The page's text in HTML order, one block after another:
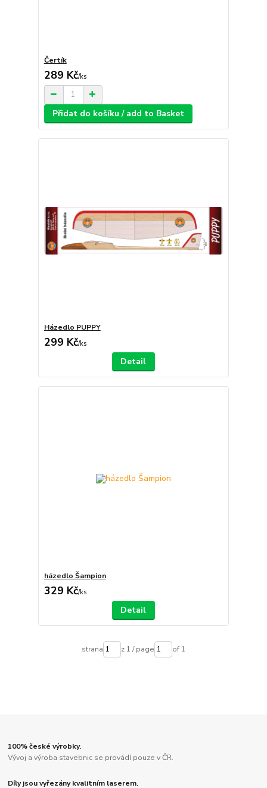
Čertík
289 Kč/ks
Přidat do košíku / add to Basket
Házedlo PUPPY
299 Kč/ks
Detail
házedlo Šampion
329 Kč/ks
Detail
strana z 1 / page of 1
100% české výrobky.
Vývoj a výroba stavebnic se provádí pouze v ČR.
Díly jsou vyřezány kvalitním laserem.